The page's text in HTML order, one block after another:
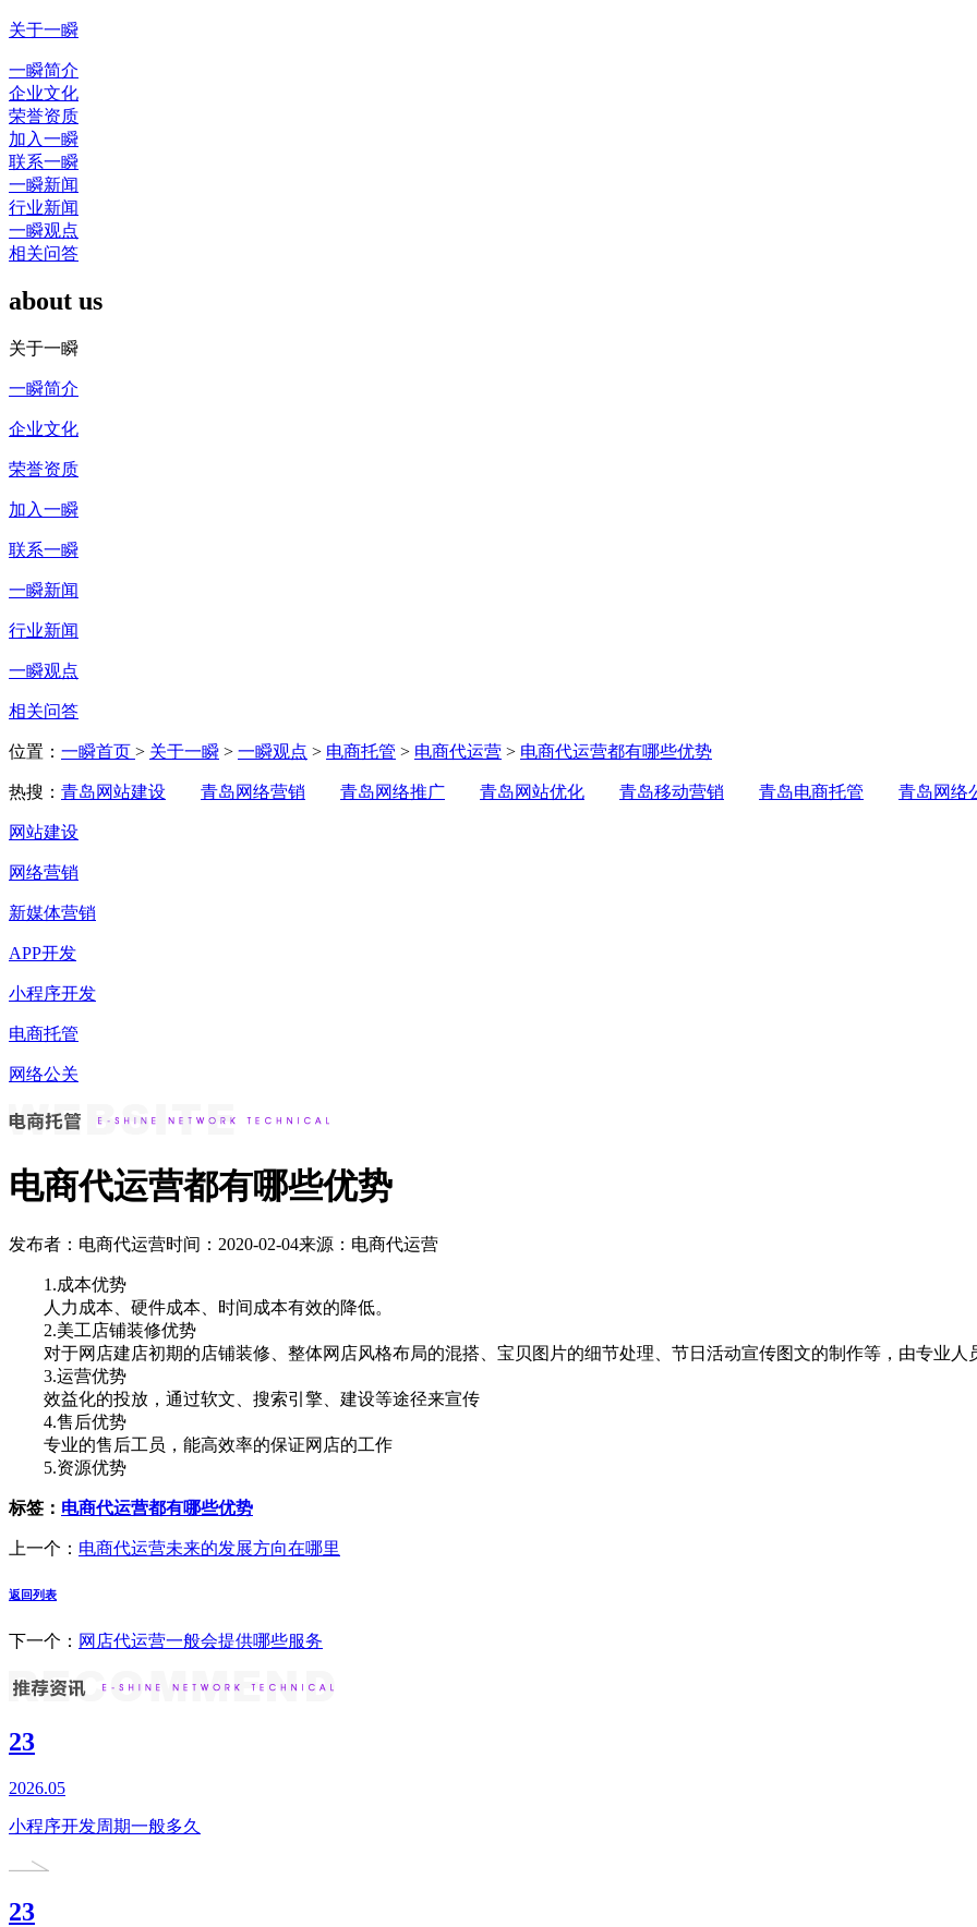
关于一瞬
一瞬简介
企业文化
荣誉资质
加入一瞬
联系一瞬
一瞬新闻
行业新闻
一瞬观点
相关问答
about us
关于一瞬
一瞬简介
企业文化
荣誉资质
加入一瞬
联系一瞬
一瞬新闻
行业新闻
一瞬观点
相关问答
位置： 一瞬首页 > 关于一瞬 > 一瞬观点 > 电商托管 > 电商代运营 > 电商代运营都有哪些优势
热搜： 青岛网站建设 青岛网络营销 青岛网络推广 青岛网站优化 青岛移动营销 青岛电商托管 青岛网络
网站建设
网络营销
新媒体营销
APP开发
小程序开发
电商托管
网络公关
电商代运营都有哪些优势
发布者：电商代运营时间：2020-02-04来源：电商代运营
1.成本优势
人力成本、硬件成本、时间成本有效的降低。
2.美工店铺装修优势
对于网店建店初期的店铺装修、整体网店风格布局的混搭、宝贝图片的细节处理、节日活动宣传图文的制作等，由专业人
3.运营优势
效益化的投放，通过软文、搜索引擎、建设等途径来宣传
4.售后优势
专业的售后工员，能高效率的保证网店的工作
5.资源优势
标签： 电商代运营都有哪些优势
上一个： 电商代运营未来的发展方向在哪里
返回列表
下一个： 网店代运营一般会提供哪些服务
23
2026.05
小程序开发周期一般多久
23